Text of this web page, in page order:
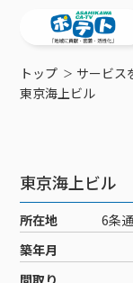
ご検討中の方
工事・配線に
新居をご検討
ポテトを導入
ご加入中の方
ご加入中のサー
WEBメール
サービス案内
サービス案内
ケーブルテレビ
コミチャン
お困りの方は
トップ サービス
東京海上ビル
東京海上ビル
所在地
6条
築年月
間取り